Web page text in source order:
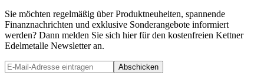
Sie möchten regelmäßig über Produktneuheiten, spannende
Finanznachrichten und exklusive Sonderangebote informiert
werden? Dann melden Sie sich hier für den kostenfreien Kettner
Edelmetalle Newsletter an.
Abschicken